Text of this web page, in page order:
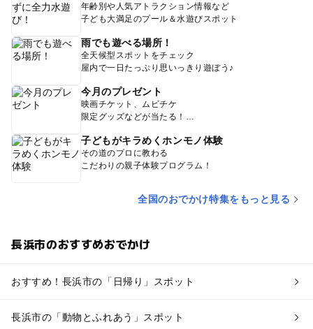
年齢別や人気アトラクション情報など
子ども大満足のプール＆水遊びスポット
雨でも遊べる場所！
全天候型スポットをチェック
屋内で一日たっぷり思いっきり遊ぼう♪
今月のプレゼント
映画チケット、ムビチケ
限定グッズなどが当たる！
子どもがキラめくホンモノ体験
その道のプロに教わる
こだわりの親子体験プログラム！
全国のおでかけ特集をもっと見る
長浜市のおすすめおでかけ
おすすめ！長浜市の「日帰り」スポット
長浜市の「動物とふれあう」スポット